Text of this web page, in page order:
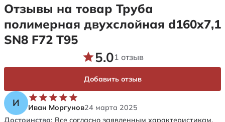
Отзывы на товар Труба
полимерная двухслойная d160х7,1
SN8 F72 Т95
И Иван Моргунов24 марта 2025
Достоинства: Все согласно заявленным характеристикам,
5.01 отзыв
Добавить отзыв